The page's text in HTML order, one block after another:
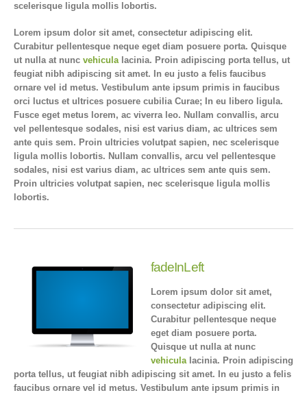
scelerisque ligula mollis lobortis.
Lorem ipsum dolor sit amet, consectetur adipiscing elit.
Curabitur pellentesque neque eget diam posuere porta. Quisque
ut nulla at nunc vehicula lacinia. Proin adipiscing porta tellus, ut
feugiat nibh adipiscing sit amet. In eu justo a felis faucibus
ornare vel id metus. Vestibulum ante ipsum primis in faucibus
orci luctus et ultrices posuere cubilia Curae; In eu libero ligula.
Fusce eget metus lorem, ac viverra leo. Nullam convallis, arcu
vel pellentesque sodales, nisi est varius diam, ac ultrices sem
ante quis sem. Proin ultricies volutpat sapien, nec scelerisque
ligula mollis lobortis. Nullam convallis, arcu vel pellentesque
sodales, nisi est varius diam, ac ultrices sem ante quis sem.
Proin ultricies volutpat sapien, nec scelerisque ligula mollis
lobortis.
fadeInLeft
Lorem ipsum dolor sit amet,
consectetur adipiscing elit.
Curabitur pellentesque neque
eget diam posuere porta.
Quisque ut nulla at nunc
vehicula lacinia. Proin adipiscing
porta tellus, ut feugiat nibh adipiscing sit amet. In eu justo a felis
faucibus ornare vel id metus. Vestibulum ante ipsum primis in